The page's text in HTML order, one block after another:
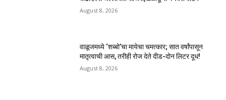
August 8, 2026
वाळूजमध्ये ‘शब्बो’चा मायेचा चमत्कार; सात वर्षांपासून
मातृत्वाची आस, तरीही रोज देते दीड-दोन लिटर दूध!
August 8, 2026